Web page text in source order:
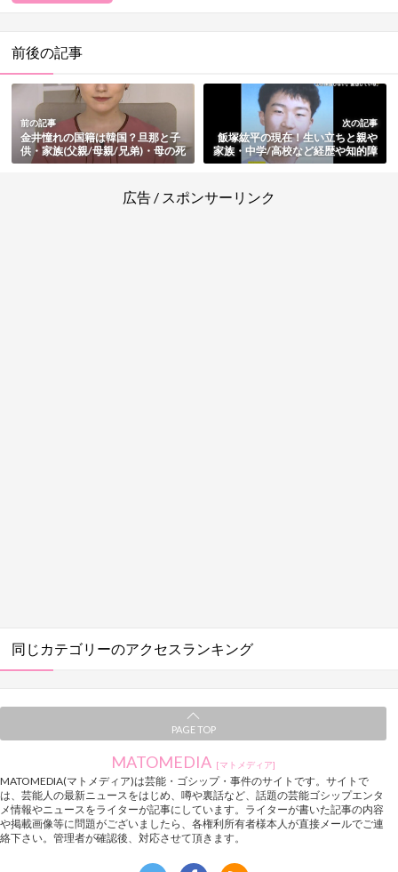
前後の記事
前の記事
金井憧れの国籍は韓国？旦那と子
供・家族(父親/母親/兄弟)・母の死
因・改名を考えた過去まとめ
次の記事
飯塚紘平の現在！生い立ちと親や
家族・中学/高校など経歴や知的障
害・保護司の新庄博志さん殺害事
広告 / スポンサーリンク
同じカテゴリーのアクセスランキング
PAGE TOP
MATOMEDIA [マトメディア]
MATOMEDIA(マトメディア)は芸能・ゴシップ・事件のサイトです。サイトで
は、芸能人の最新ニュースをはじめ、噂や裏話など、話題の芸能ゴシップエンタ
メ情報やニュースをライターが記事にしています。ライターが書いた記事の内容
や掲載画像等に問題がございましたら、各権利所有者様本人が直接メールでご連
絡下さい。管理者が確認後、対応させて頂きます。